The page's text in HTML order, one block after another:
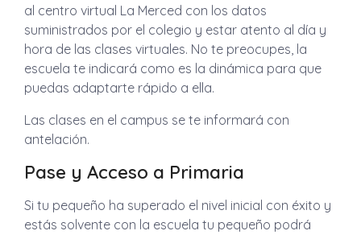
al centro virtual La Merced con los datos
suministrados por el colegio y estar atento al día y
hora de las clases virtuales. No te preocupes, la
escuela te indicará como es la dinámica para que
puedas adaptarte rápido a ella.
Las clases en el campus se te informará con
antelación.
Pase y Acceso a Primaria
Si tu pequeño ha superado el nivel inicial con éxito y
estás solvente con la escuela tu pequeño podrá